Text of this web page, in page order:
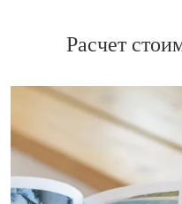
Расчет